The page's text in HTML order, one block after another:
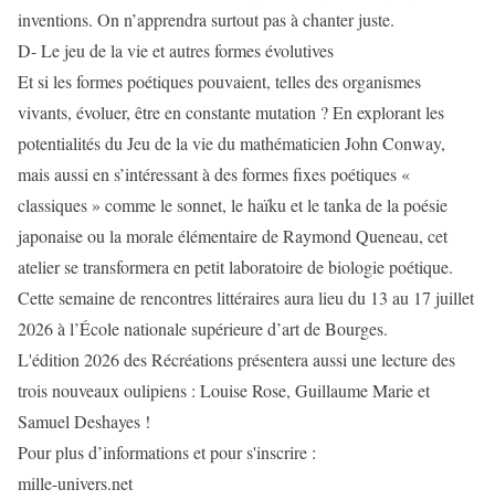
inventions. On n’apprendra surtout pas à chanter juste.
D- Le jeu de la vie et autres formes évolutives
Et si les formes poétiques pouvaient, telles des organismes
vivants, évoluer, être en constante mutation ? En explorant les
potentialités du Jeu de la vie du mathématicien John Conway,
mais aussi en s’intéressant à des formes fixes poétiques «
classiques » comme le sonnet, le haïku et le tanka de la poésie
japonaise ou la morale élémentaire de Raymond Queneau, cet
atelier se transformera en petit laboratoire de biologie poétique.
Cette semaine de rencontres littéraires aura lieu du 13 au 17 juillet
2026 à l’École nationale supérieure d’art de Bourges.
L'édition 2026 des Récréations présentera aussi une lecture des
trois nouveaux oulipiens : Louise Rose, Guillaume Marie et
Samuel Deshayes !
Pour plus d’informations et pour s'inscrire :
mille-univers.net